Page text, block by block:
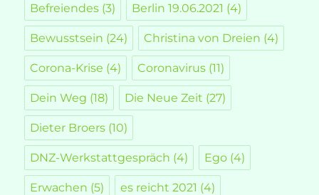
Befreiendes (3) Berlin 19.06.2021 (4)
Bewusstsein (24) Christina von Dreien (4)
Corona-Krise (4) Coronavirus (11)
Dein Weg (18) Die Neue Zeit (27)
Dieter Broers (10)
DNZ-Werkstattgespräch (4) Ego (4)
Erwachen (5) es reicht 2021 (4)